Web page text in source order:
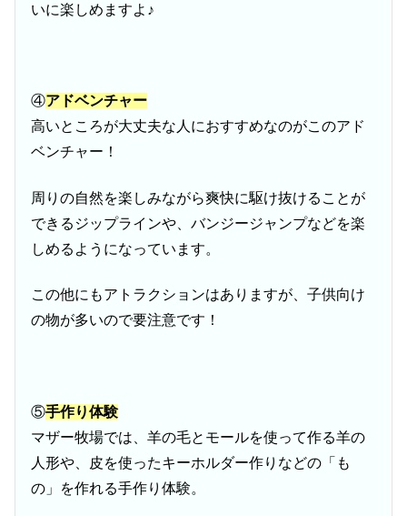
いに楽しめますよ♪
④アドベンチャー
高いところが大丈夫な人におすすめなのがこのアド
ベンチャー！
周りの自然を楽しみながら爽快に駆け抜けることが
できるジップラインや、バンジージャンプなどを楽
しめるようになっています。
この他にもアトラクションはありますが、子供向け
の物が多いので要注意です！
⑤手作り体験
マザー牧場では、羊の毛とモールを使って作る羊の
人形や、皮を使ったキーホルダー作りなどの「も
の」を作れる手作り体験。